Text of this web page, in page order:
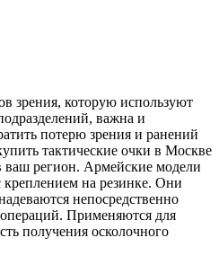
зрения, которую используют
важна и
потерю зрения и ранений
тактические очки в Москве
ваш регион. Армейские модели
на резинке. Они
непосредственно
Применяются для
получения осколочного